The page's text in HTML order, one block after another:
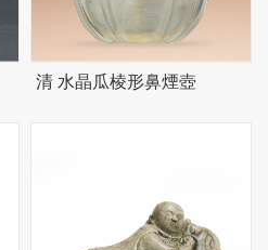
清 水晶瓜棱形鼻煙壺